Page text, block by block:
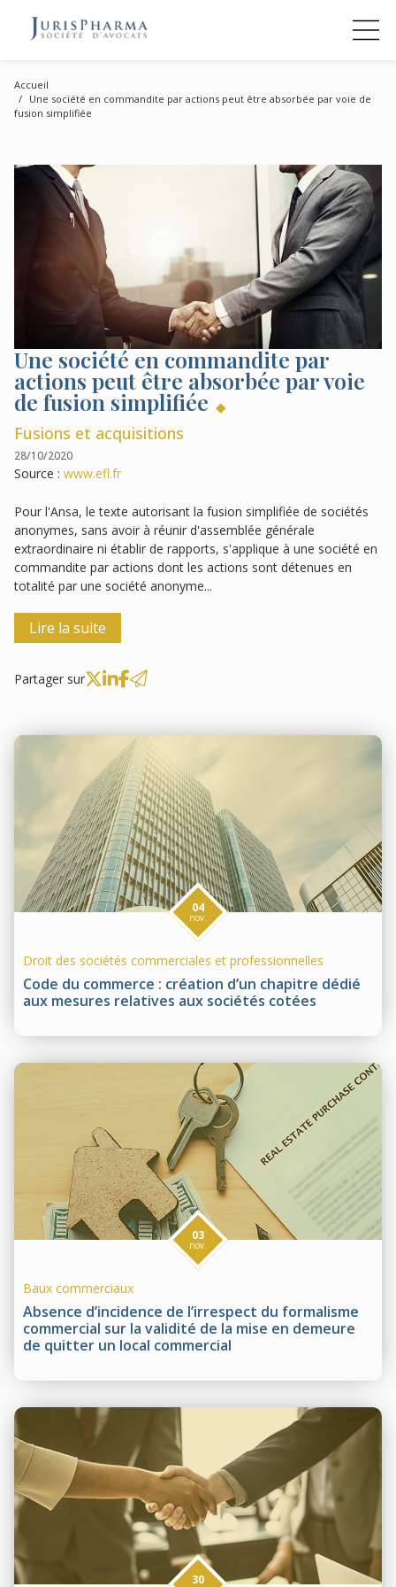
Accueil
Une société en commandite par actions peut être absorbée par voie de
fusion simplifiée
Une société en commandite par
actions peut être absorbée par voie
de fusion simplifiée
Fusions et acquisitions
28/10/2020
Source : www.efl.fr
Pour l'Ansa, le texte autorisant la fusion simplifiée de sociétés
anonymes, sans avoir à réunir d'assemblée générale
extraordinaire ni établir de rapports, s'applique à une société en
commandite par actions dont les actions sont détenues en
totalité par une société anonyme...
Lire la suite
Partager sur
Code du commerce : création d’un chapitre dédié
aux mesures relatives aux sociétés cotées
04
nov.
Droit des sociétés commerciales et professionnelles
Absence d’incidence de l’irrespect du formalisme
commercial sur la validité de la mise en demeure
de quitter un local commercial
03
nov.
Baux commerciaux
30